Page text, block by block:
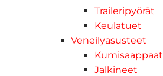
Traileripyörät
Keulatuet
Veneilyasusteet
Kumisaappaat
Jalkineet